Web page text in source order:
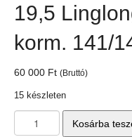
19,5
korm. 141/
60 000 Ft (Bruttó)
15 készleten
245/70-
Kosárba